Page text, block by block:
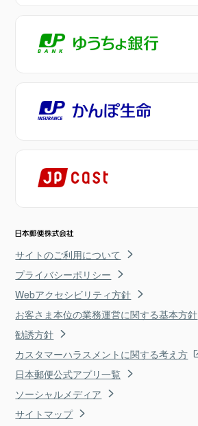
サイトのご利用について
プライバシーポリシー
Webアクセシビリティ方針
お客さま本位の業務運営に関する基本方針
勧誘方針
カスタマーハラスメントに関する考え方
日本郵便公式アプリ一覧
ソーシャルメディア
サイトマップ